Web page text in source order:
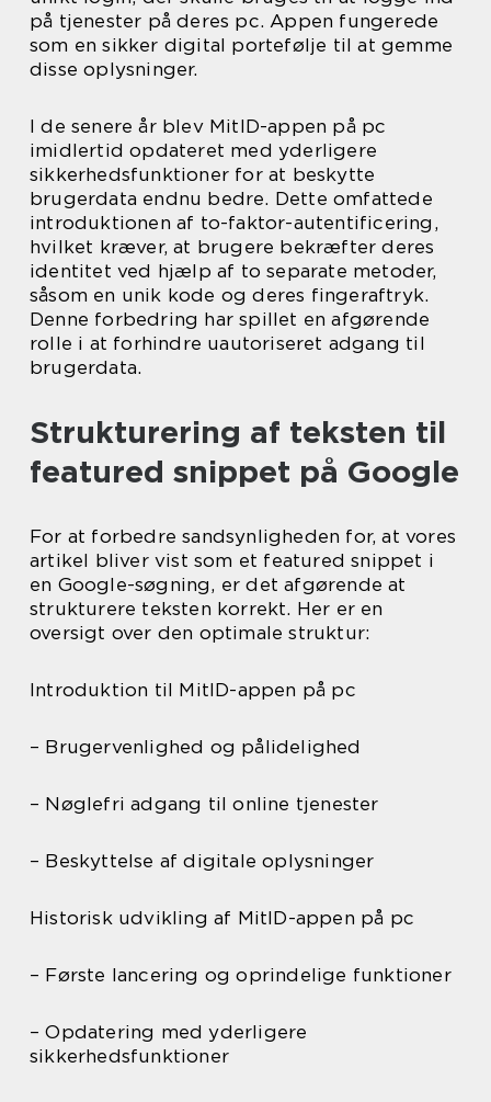
på tjenester på deres pc. Appen fungerede
som en sikker digital portefølje til at gemme
disse oplysninger.
I de senere år blev MitID-appen på pc
imidlertid opdateret med yderligere
sikkerhedsfunktioner for at beskytte
brugerdata endnu bedre. Dette omfattede
introduktionen af to-faktor-autentificering,
hvilket kræver, at brugere bekræfter deres
identitet ved hjælp af to separate metoder,
såsom en unik kode og deres fingeraftryk.
Denne forbedring har spillet en afgørende
rolle i at forhindre uautoriseret adgang til
brugerdata.
Strukturering af teksten til
featured snippet på Google
For at forbedre sandsynligheden for, at vores
artikel bliver vist som et featured snippet i
en Google-søgning, er det afgørende at
strukturere teksten korrekt. Her er en
oversigt over den optimale struktur:
Introduktion til MitID-appen på pc
– Brugervenlighed og pålidelighed
– Nøglefri adgang til online tjenester
– Beskyttelse af digitale oplysninger
Historisk udvikling af MitID-appen på pc
– Første lancering og oprindelige funktioner
– Opdatering med yderligere
sikkerhedsfunktioner